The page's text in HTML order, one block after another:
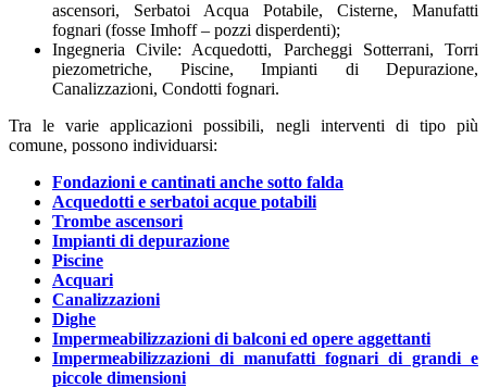
ascensori, Serbatoi Acqua Potabile, Cisterne, Manufatti
fognari (fosse Imhoff – pozzi disperdenti);
Ingegneria Civile: Acquedotti, Parcheggi Sotterrani, Torri
piezometriche, Piscine, Impianti di Depurazione,
Canalizzazioni, Condotti fognari.
Tra le varie applicazioni possibili, negli interventi di tipo più
comune, possono individuarsi:
Fondazioni e cantinati anche sotto falda
Acquedotti e serbatoi acque potabili
Trombe ascensori
Impianti di depurazione
Piscine
Acquari
Canalizzazioni
Dighe
Impermeabilizzazioni di balconi ed opere aggettanti
Impermeabilizzazioni di manufatti fognari di grandi e
piccole dimensioni